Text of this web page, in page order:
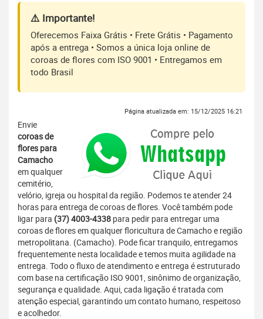
⚠️ Importante!
Oferecemos Faixa Grátis • Frete Grátis • Pagamento
após a entrega • Somos a única loja online de
coroas de flores com ISO 9001 • Entregamos em
todo Brasil
Página atualizada em: 15/12/2025 16:21
Envie
coroas de
flores para
Camacho
em qualquer
cemitério,
velório, igreja ou hospital da região. Podemos te atender 24
horas para entrega de coroas de flores. Você também pode
ligar para (37) 4003-4338 para pedir para entregar uma
coroas de flores em qualquer floricultura de Camacho e região
metropolitana. (Camacho). Pode ficar tranquilo, entregamos
frequentemente nesta localidade e temos muita agilidade na
entrega. Todo o fluxo de atendimento e entrega é estruturado
com base na certificação ISO 9001, sinônimo de organização,
segurança e qualidade. Aqui, cada ligação é tratada com
atenção especial, garantindo um contato humano, respeitoso
e acolhedor.